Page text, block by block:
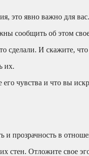
это явно важно для вас.
сообщить об этом
сделали. И скажите,
их.
чувства и что вы
и прозрачность в
стен. Отложите свое